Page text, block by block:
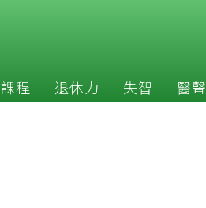
課程 退休力 失智 醫聲